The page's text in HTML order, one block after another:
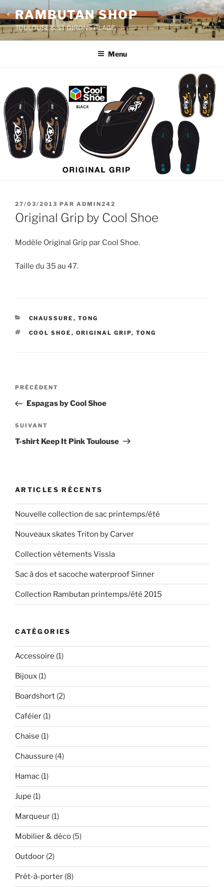
Aller
au
contenu
principal
RAMBUTAN SHOP
TOULOUSE & ST GIRONS PLAGE
Menu
PUBLIÉ
LE
27/03/2013 PAR ADMIN242
Original Grip by Cool Shoe
Modèle Original Grip par Cool Shoe.
Taille du 35 au 47.
CATÉGORIES
CHAUSSURE , TONG
ÉTIQUETTES
COOL SHOE , ORIGINAL GRIP, TONG
Navigation
l’article
Article
précédent
PRÉCÉDENT
Espagas by Cool Shoe
Article
suivant
SUIVANT
T-shirt Keep It Pink Toulouse
ARTICLES RÉCENTS
Nouvelle collection de sac printemps/été
Nouveaux skates Triton by Carver
Collection vêtements Vissla
Sac à dos et sacoche waterproof Sinner
Collection Rambutan printemps/été 2015
CATÉGORIES
Accessoire (1)
Bijoux (1)
Boardshort (2)
Caféier (1)
Chaise (1)
Chaussure (4)
Hamac (1)
Jupe (1)
Marqueur (1)
Mobilier & déco (5)
Outdoor (2)
Prêt-à-porter (8)